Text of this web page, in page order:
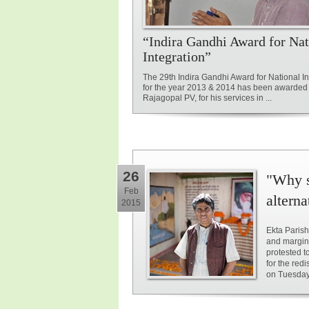
“Indira Gandhi Award for
Integration”
The 29th Indira Gandhi Award for National
for the year 2013 & 2014 has been awarded
Rajagopal PV, for his services in ...
26
Feb
2015
"Why
Ekta
and
protested
for the
on